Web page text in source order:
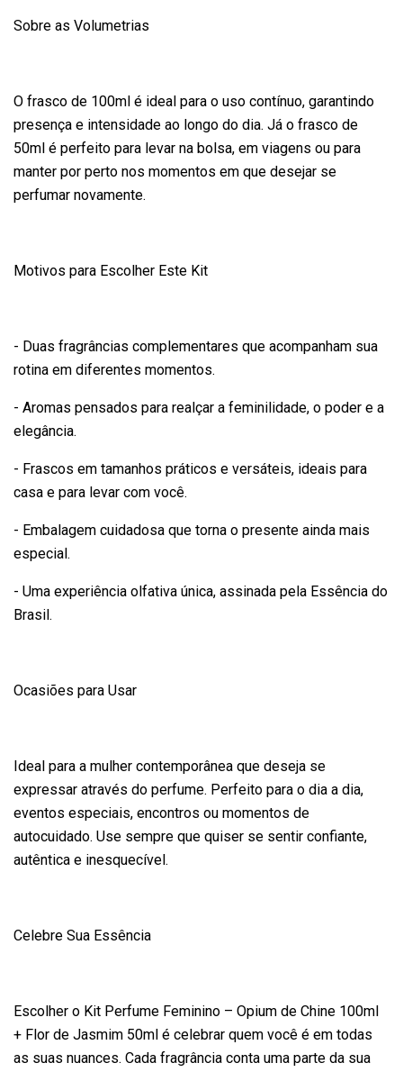
Sobre as Volumetrias
O frasco de 100ml é ideal para o uso contínuo, garantindo
presença e intensidade ao longo do dia. Já o frasco de
50ml é perfeito para levar na bolsa, em viagens ou para
manter por perto nos momentos em que desejar se
perfumar novamente.
Motivos para Escolher Este Kit
- Duas fragrâncias complementares que acompanham sua
rotina em diferentes momentos.
- Aromas pensados para realçar a feminilidade, o poder e a
elegância.
- Frascos em tamanhos práticos e versáteis, ideais para
casa e para levar com você.
- Embalagem cuidadosa que torna o presente ainda mais
especial.
- Uma experiência olfativa única, assinada pela Essência do
Brasil.
Ocasiões para Usar
Ideal para a mulher contemporânea que deseja se
expressar através do perfume. Perfeito para o dia a dia,
eventos especiais, encontros ou momentos de
autocuidado. Use sempre que quiser se sentir confiante,
autêntica e inesquecível.
Celebre Sua Essência
Escolher o Kit Perfume Feminino – Opium de Chine 100ml
+ Flor de Jasmim 50ml é celebrar quem você é em todas
as suas nuances. Cada fragrância conta uma parte da sua